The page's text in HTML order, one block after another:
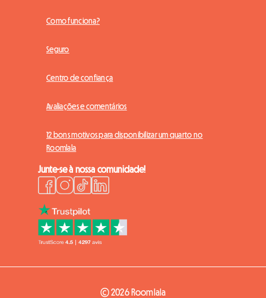
Como funciona?
Seguro
Centro de confiança
Avaliações e comentários
12 bons motivos para disponibilizar um quarto no
Roomlala
Junte-se à nossa comunidade!
© 2026 Roomlala